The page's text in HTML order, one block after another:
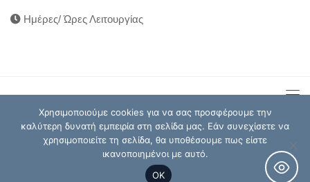
Ημέρες/ Ώρες Λειτουργίας
Διεύθυνση Πρωτοβάθμιας Εκπαίδευσης Λευκάδας © 2026
Χρησιμοποιούμε cookies για να σας προσφέρουμε την
καλύτερη δυνατή εμπειρία στη σελίδα μας. Εάν συνεχίσετε να
χρησιμοποιείτε τη σελίδα, θα υποθέσουμε πως είστε
ικανοποιημένοι με αυτό.
OK